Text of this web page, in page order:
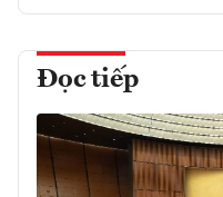
Đọc tiếp